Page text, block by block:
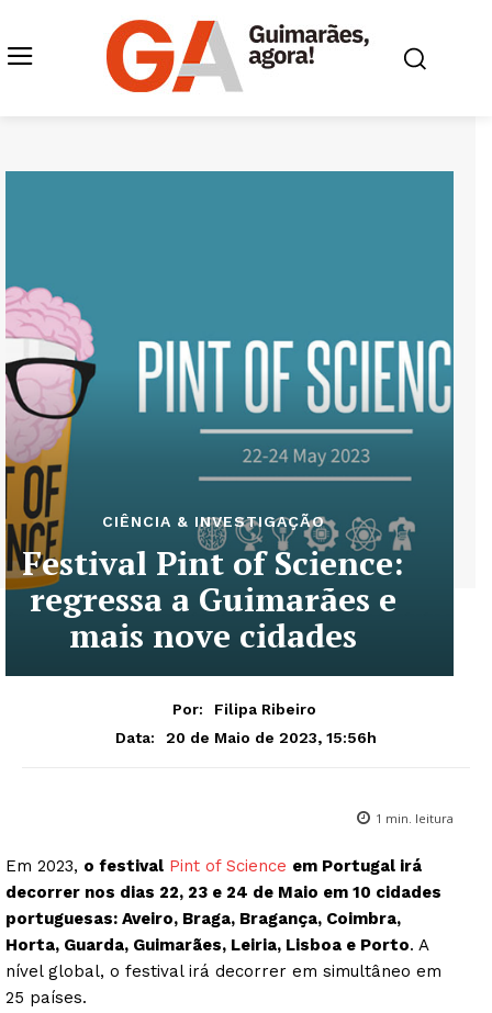
CIÊNCIA & INVESTIGAÇÃO
Festival Pint of Science:
regressa a Guimarães e
mais nove cidades
Por:
Filipa Ribeiro
Data:
20 de Maio de 2023, 15:56h
1 min. leitura
Em 2023, o festival Pint of Science em Portugal irá
decorrer nos dias 22, 23 e 24 de Maio em 10 cidades
portuguesas: Aveiro, Braga, Bragança, Coimbra,
Horta, Guarda, Guimarães, Leiria, Lisboa e Porto. A
nível global, o festival irá decorrer em simultâneo em
25 países.